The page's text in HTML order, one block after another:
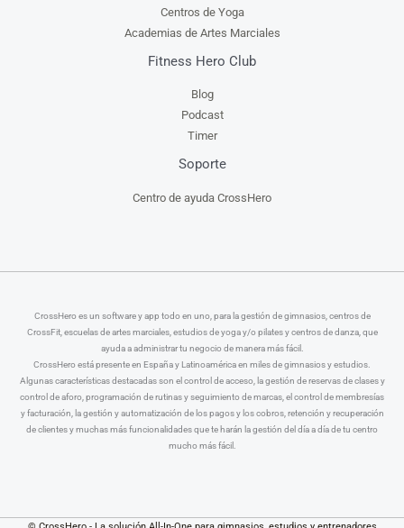
Centros de Yoga
Academias de Artes Marciales
Fitness Hero Club
Blog
Podcast
Timer
Soporte
Centro de ayuda CrossHero
CrossHero es un software y app todo en uno, para la gestión de gimnasios, centros de
CrossFit, escuelas de artes marciales, estudios de yoga y/o pilates y centros de danza, que
ayuda a administrar tu negocio de manera más fácil.
CrossHero está presente en España y Latinoamérica en miles de gimnasios y estudios.
Algunas características destacadas son el control de acceso, la gestión de reservas de clases y
control de aforo, programación de rutinas y seguimiento de marcas, el control de membresías
y facturación, la gestión y automatización de los pagos y los cobros, retención y recuperación
de clientes y muchas más funcionalidades que te harán la gestión del día a día de tu centro
mucho más fácil.